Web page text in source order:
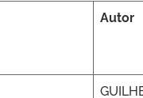
Autor